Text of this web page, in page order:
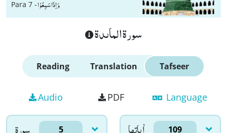
Para 7 -وَ اِذَا سَمِعُوْا
سورة الماىدة
Reading Translation Tafseer
Audio PDF Language
سورۃ 5 اٰياتها 109